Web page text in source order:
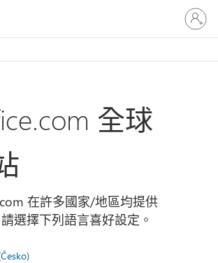
登
入
您
全球
在許多國家/地區均提供
選擇下列語言喜好設定。